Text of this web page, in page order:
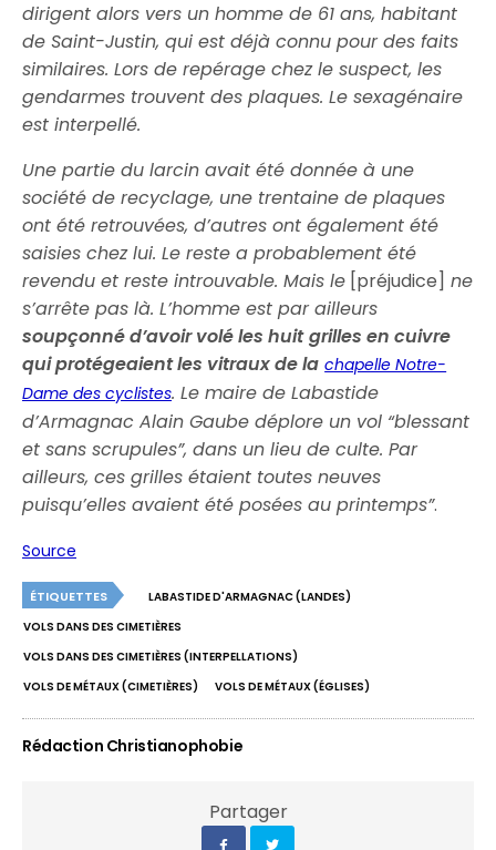
dirigent alors vers un homme de 61 ans, habitant
de Saint-Justin, qui est déjà connu pour des faits
similaires. Lors de repérage chez le suspect, les
gendarmes trouvent des plaques. Le sexagénaire
est interpellé.
Une partie du larcin avait été donnée à une
société de recyclage, une trentaine de plaques
ont été retrouvées, d’autres ont également été
saisies chez lui. Le reste a probablement été
revendu et reste introuvable. Mais le [préjudice] ne
s’arrête pas là. L’homme est par ailleurs
soupçonné d’avoir volé les huit grilles en cuivre
qui protégeaient les vitraux de la chapelle Notre-
Dame des cyclistes. Le maire de Labastide
d’Armagnac Alain Gaube déplore un vol “blessant
et sans scrupules”, dans un lieu de culte. Par
ailleurs, ces grilles étaient toutes neuves
puisqu’elles avaient été posées au printemps”.
Source
ÉTIQUETTES
LABASTIDE D'ARMAGNAC (LANDES)
VOLS DANS DES CIMETIÈRES
VOLS DANS DES CIMETIÈRES (INTERPELLATIONS)
VOLS DE MÉTAUX (CIMETIÈRES)
VOLS DE MÉTAUX (ÉGLISES)
Rédaction Christianophobie
Partager